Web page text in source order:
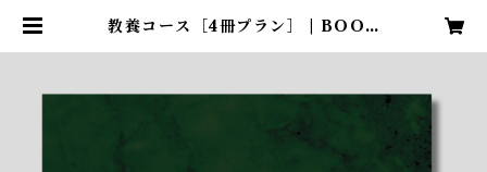
教養コース［4冊プラン］ | BOOK